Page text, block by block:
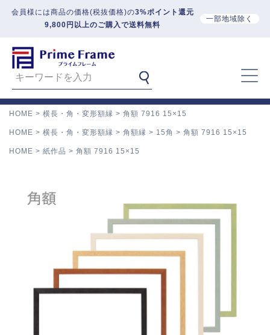
会員様には商品の価格(税抜価格)の3%ポイント還元
9,800円以上のご購入で送料無料
一部地域除く
HOME 横長・角・変形額縁 角額 7916 15×15
HOME 横長・角・変形額縁 角額縁 15角 角額 7916 15×15
HOME 紙作品 角額 7916 15×15